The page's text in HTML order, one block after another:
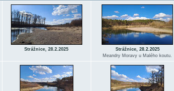
Strážnice, 28.2.2025
Strážnice, 28.2.2025
Meandry Moravy u Malého koutu.